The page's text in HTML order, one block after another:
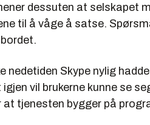
dessuten at selskapet
til å våge å satse.
nedetiden Skype nylig
igjen vil brukerne kunne se
at tjenesten bygger på